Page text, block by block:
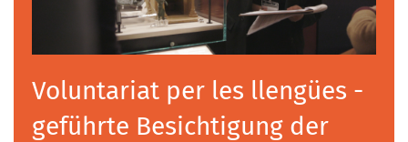
Voluntariat per les llengües -
geführte Besichtigung der